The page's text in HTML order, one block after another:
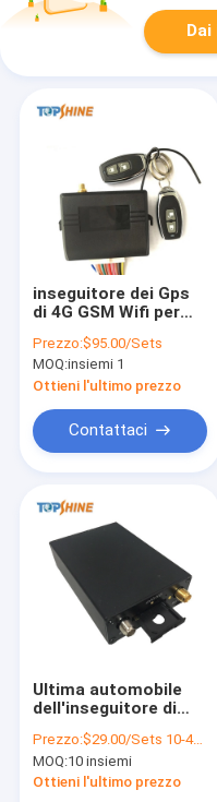
inseguitore dei Gps
di 4G GSM Wifi per
motociclo
dell'automobile che
segue dispositivo
Prezzo:$95.00/Sets
MOQ:insiemi 1
Ottieni l'ultimo prezzo
Contattaci
Ultima automobile
dell'inseguitore di
gestione della flotta
di RFID che segue
dispositivo con il
Prezzo:$29.00/Sets 10-499 Sets
MOQ:10 insiemi
Ottieni l'ultimo prezzo